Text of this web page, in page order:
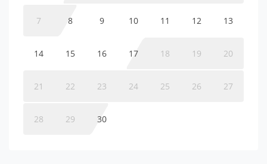
7 8 9 10 11 12 13
14 15 16 17 18 19 20
21 22 23 24 25 26 27
28 29 30